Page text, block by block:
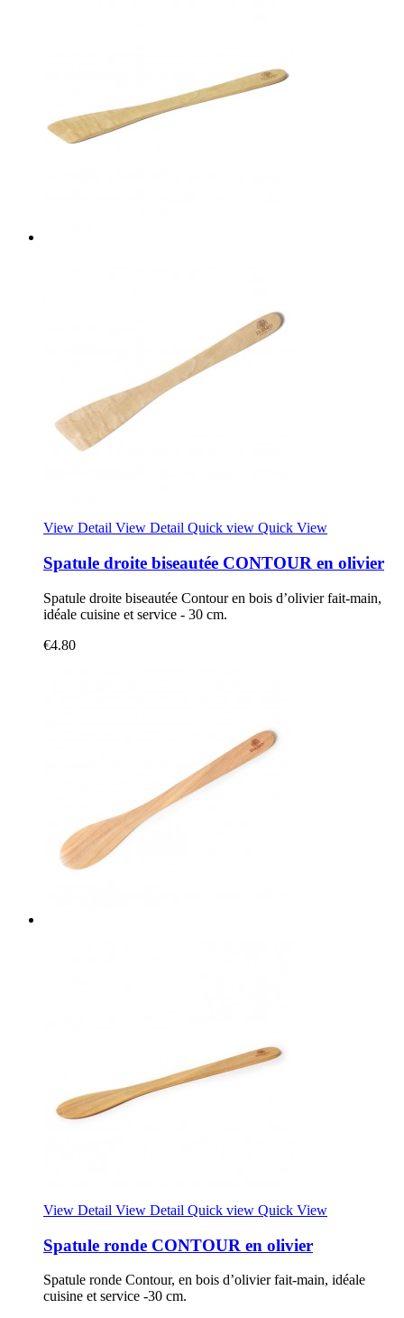
View Detail View Detail Quick view Quick View
Spatule droite biseautée CONTOUR en olivier
Spatule droite biseautée Contour en bois d’olivier fait-main,
idéale cuisine et service - 30 cm.
€4.80
View Detail View Detail Quick view Quick View
Spatule ronde CONTOUR en olivier
Spatule ronde Contour, en bois d’olivier fait-main, idéale
cuisine et service -30 cm.